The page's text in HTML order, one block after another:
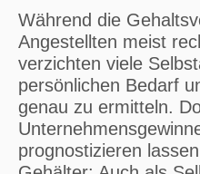
Während die
Angestellten meist
verzichten viele
persönlichen Bedarf
genau zu ermitteln.
prognostizieren